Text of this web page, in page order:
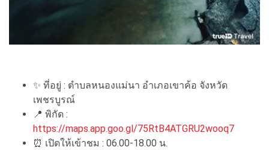
✨ ที่อยู่ : ตำบลหนองแม่นา อำเภอเขาค้อ จังหวัด
เพชรบูรณ์
📍 พิกัด :
https://maps.app.goo.gl/75RtB4ATGRU2wooq7
⏰ เปิดให้เข้าชม : 06.00-18.00 น.